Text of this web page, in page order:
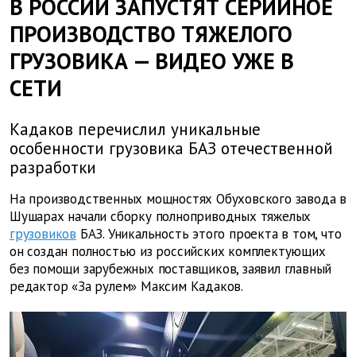
В РОССИИ ЗАПУСТЯТ СЕРИЙНОЕ
ПРОИЗВОДСТВО ТЯЖЕЛОГО
ГРУЗОВИКА — ВИДЕО УЖЕ В
СЕТИ
Кадаков перечислил уникальные
особенности грузовика БАЗ отечественной
разработки
На производственных мощностях Обуховского завода в
Шушарах начали сборку полноприводных тяжелых
грузовиков БАЗ. Уникальность этого проекта в том, что
он создан полностью из российских комплектующих
без помощи зарубежных поставщиков, заявил главный
редактор «За рулем» Максим Кадаков.